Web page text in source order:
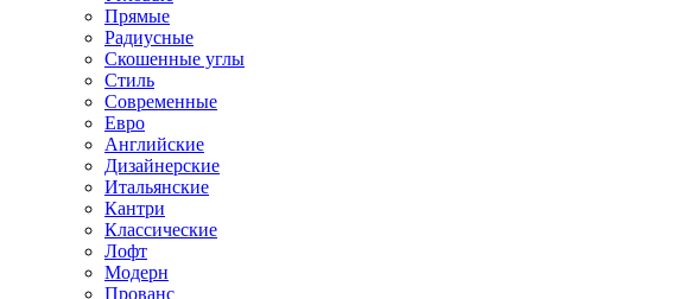
Прямые
Радиусные
Скошенные углы
Стиль
Современные
Евро
Английские
Дизайнерские
Итальянские
Кантри
Классические
Лофт
Модерн
Прованс